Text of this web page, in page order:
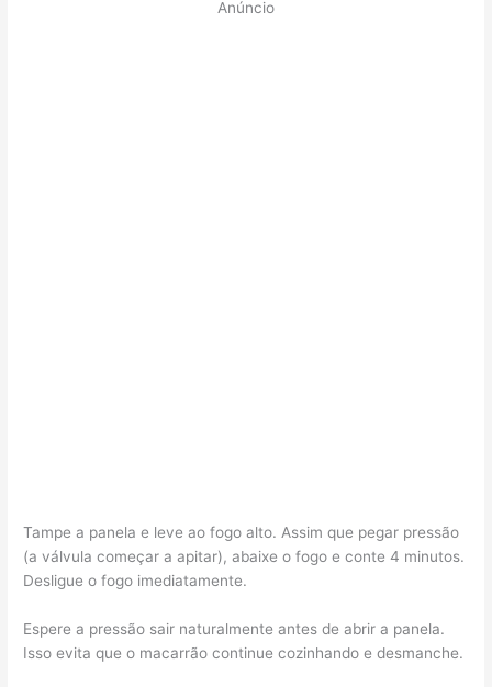
Anúncio
Tampe a panela e leve ao fogo alto. Assim que pegar pressão
(a válvula começar a apitar), abaixe o fogo e conte 4 minutos.
Desligue o fogo imediatamente.
Espere a pressão sair naturalmente antes de abrir a panela.
Isso evita que o macarrão continue cozinhando e desmanche.